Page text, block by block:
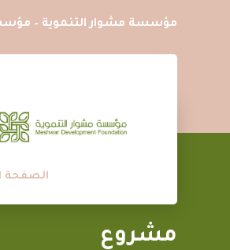
مؤسسة مشوار التنموية –
الصفحة
مشروع